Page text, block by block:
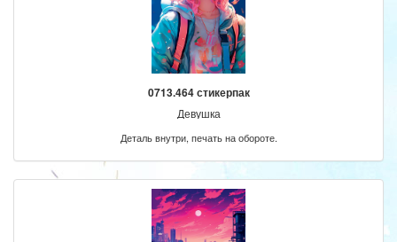
0713.464 стикерпак
Девушка
Деталь внутри, печать на обороте.